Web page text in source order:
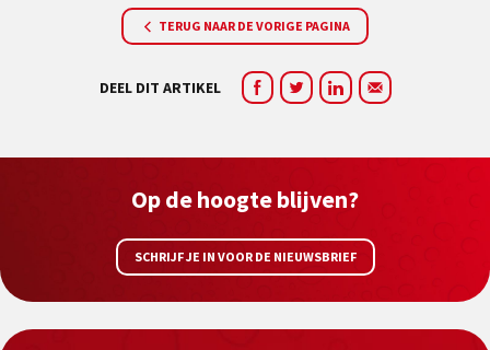
TERUG NAAR DE VORIGE PAGINA
DEEL DIT ARTIKEL
Op de hoogte blijven?
SCHRIJF JE IN VOOR DE NIEUWSBRIEF